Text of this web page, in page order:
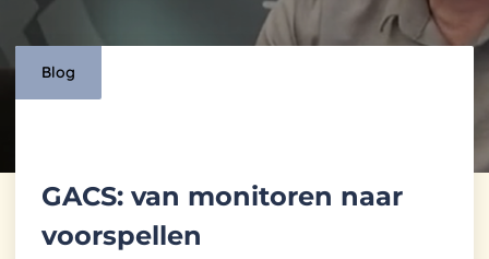
Blog
GACS: van monitoren naar
voorspellen